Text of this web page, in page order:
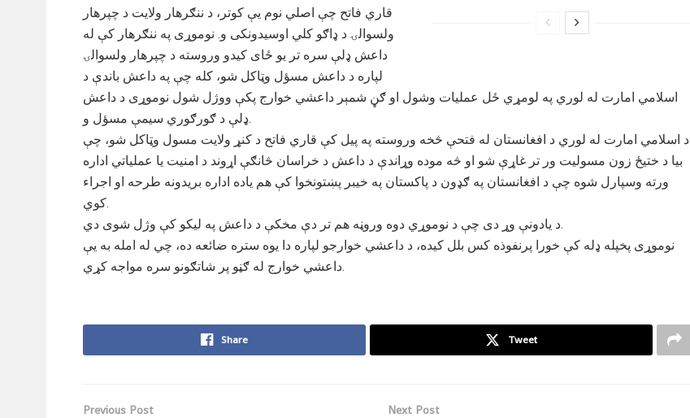
قاري فاتح چې اصلي نوم یې کوتر، د ننګرهار ولایت د چپرهار
ولسوالۍ د ډاګو کلي اوسیدونکی و. نوموړی په ننګرهار کې له
داعش ډلې سره تر يو ځای کيدو وروسته د چپرهار ولسوالۍ
لپاره د داعش مسؤل وټاکل شو، کله چې په داعش باندې د
اسلامي امارت له لوري په لومړي ځل عمليات وشول او ګڼ شمېر داعشي خوارج پکې ووژل شول نوموړی د داعش
ډلې د ګورګوري سيمې مسؤل و.
د اسلامي امارت له لوري د افغانستان له فتحې څخه وروسته په پيل کې قاري فاتح د کنړ ولايت مسول وټاکل شو، چې
بيا د ختيځ زون مسوليت ور تر غاړې شو او څه موده وړاندې د داعش د خراسان څانګې اړوند د امنيت يا عملياتي اداره
ورته وسپارل شوه چې د افغانستان په ګډون د پاکستان په خيبر پښتونخوا کې هم ياده اداره بريدونه طرحه او اجراء
کوي.
د یادونې وړ دی چې د نوموړي دوه وروڼه هم تر دې مخکې د داعش په لیکو کې وژل شوی دي.
نوموړی پخپله ډله کې خورا پرنفوذه کس بلل کیده، د داعشي خوارجو لپاره دا یوه ستره ضائعه ده، چي له امله به یې
داعشي خوارج له ګڼو پر شاتګونو سره مواجه کړي.
Share Tweet
Previous Post Next Post